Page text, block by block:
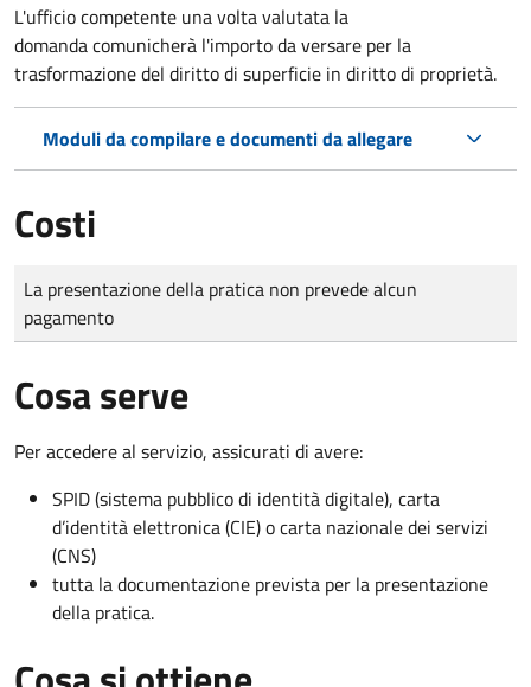
L'ufficio competente una volta valutata la
domanda comunicherà l'importo da versare per la
trasformazione del diritto di superficie in diritto di proprietà.
Moduli da compilare e documenti da allegare
Costi
Tipo di pagamento
Importo
La presentazione della pratica non prevede alcun
pagamento
Cosa serve
Per accedere al servizio, assicurati di avere:
SPID (sistema pubblico di identità digitale), carta
d’identità elettronica (CIE) o carta nazionale dei servizi
(CNS)
tutta la documentazione prevista per la presentazione
della pratica.